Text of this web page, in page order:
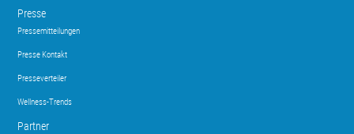
Presse
Pressemitteilungen
Presse Kontakt
Presseverteiler
Wellness-Trends
Partner